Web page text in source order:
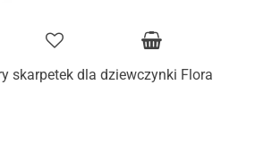
skarpetek dla dziewczynki Flora